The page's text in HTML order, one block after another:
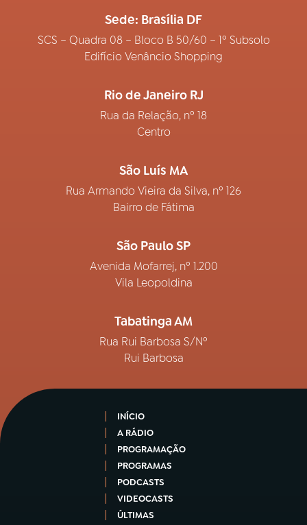
Sede: Brasília DF
SCS – Quadra 08 – Bloco B 50/60 – 1º Subsolo
Edifício Venâncio Shopping
Rio de Janeiro RJ
Rua da Relação, nº 18
Centro
São Luís MA
Rua Armando Vieira da Silva, nº 126
Bairro de Fátima
São Paulo SP
Avenida Mofarrej, nº 1.200
Vila Leopoldina
Tabatinga AM
Rua Rui Barbosa S/Nº
Rui Barbosa
INÍCIO
A RÁDIO
PROGRAMAÇÃO
PROGRAMAS
PODCASTS
VIDEOCASTS
ÚLTIMAS